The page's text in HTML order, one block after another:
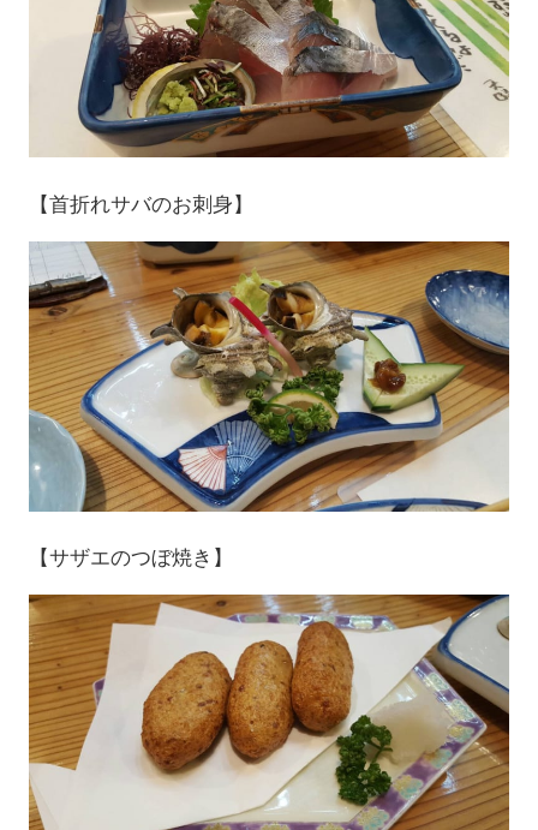
【首折れサバのお刺身】
【サザエのつぼ焼き】